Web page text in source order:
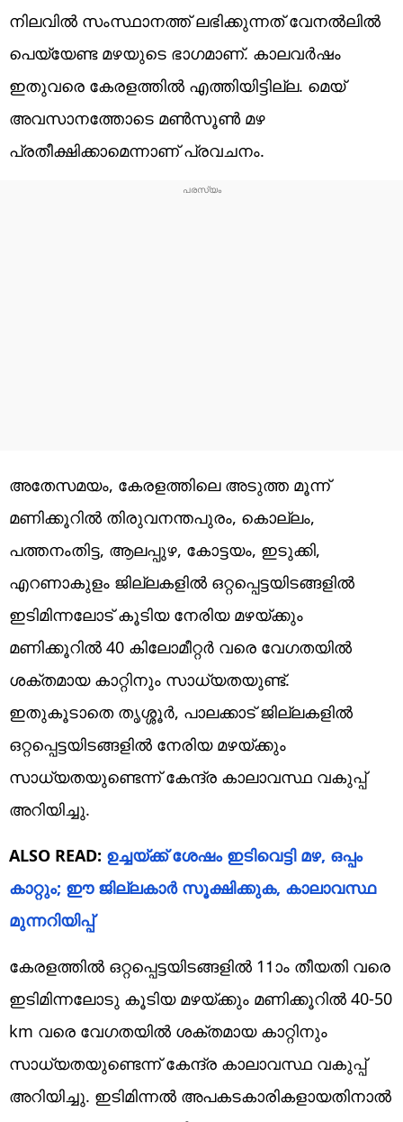
നിലവിൽ സംസ്ഥാനത്ത് ലഭിക്കുന്നത് വേനൽലിൽ
പെയ്യേണ്ട മഴയുടെ ഭാ​ഗമാണ്. കാലവർഷം
ഇതുവരെ കേരളത്തിൽ എത്തിയിട്ടില്ല. മെയ്
അവസാനത്തോടെ മൺസൂൺ മഴ
പ്രതീക്ഷിക്കാമെന്നാണ് പ്രവചനം.
അതേസമയം, കേരളത്തിലെ അടുത്ത മൂന്ന്
മണിക്കൂറിൽ തിരുവനന്തപുരം, കൊല്ലം,
പത്തനംതിട്ട, ആലപ്പുഴ, കോട്ടയം, ഇടുക്കി,
എറണാകുളം ജില്ലകളിൽ ഒറ്റപ്പെട്ടയിടങ്ങളിൽ
ഇടിമിന്നലോട് കൂടിയ നേരിയ മഴയ്ക്കും
മണിക്കൂറിൽ 40 കിലോമീറ്റർ വരെ വേഗതയിൽ
ശക്തമായ കാറ്റിനും സാധ്യതയുണ്ട്.
ഇതുകൂടാതെ തൃശ്ശൂർ, പാലക്കാട് ജില്ലകളിൽ
ഒറ്റപ്പെട്ടയിടങ്ങളിൽ നേരിയ മഴയ്ക്കും
സാധ്യതയുണ്ടെന്ന് കേന്ദ്ര കാലാവസ്ഥ വകുപ്പ്
അറിയിച്ചു.
ALSO READ: ഉച്ചയ്ക്ക് ശേഷം ഇടിവെട്ടി മഴ, ഒപ്പം
കാറ്റും; ഈ ജില്ലകാർ സൂക്ഷിക്കുക, കാലാവസ്ഥ
മുന്നറിയിപ്പ്
കേരളത്തിൽ ഒറ്റപ്പെട്ടയിടങ്ങളിൽ 11ാം തീയതി വരെ
ഇടിമിന്നലോടു കൂടിയ മഴയ്ക്കും മണിക്കൂറിൽ 40-50
km വരെ വേഗതയിൽ ശക്തമായ കാറ്റിനും
സാധ്യതയുണ്ടെന്ന് കേന്ദ്ര കാലാവസ്ഥ വകുപ്പ്
അറിയിച്ചു. ഇടിമിന്നൽ അപകടകാരികളായതിനാൽ